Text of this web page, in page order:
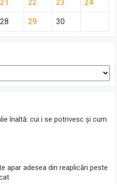
21 22 23 24
28 29 30
înaltă: cui i se potrivesc și cum
apar adesea din reaplicări peste